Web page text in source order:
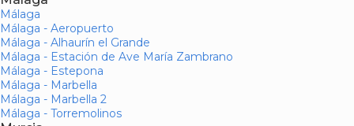
Málaga
Málaga - Aeropuerto
Málaga - Alhaurín el Grande
Málaga - Estación de Ave María Zambrano
Málaga - Estepona
Málaga - Marbella
Málaga - Marbella 2
Málaga - Torremolinos